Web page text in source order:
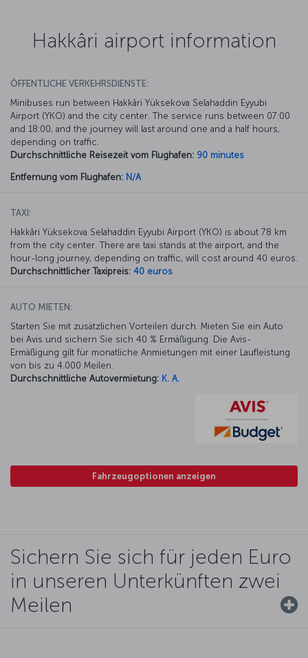
Hakkâri airport information
ÖFFENTLICHE VERKEHRSDIENSTE:
Minibuses run between Hakkâri Yüksekova Selahaddin Eyyubi
Airport (YKO) and the city center. The service runs between 07:00
and 18:00, and the journey will last around one and a half hours,
depending on traffic.
Durchschnittliche Reisezeit vom Flughafen: 90 minutes
Entfernung vom Flughafen: N/A
TAXI:
Hakkâri Yüksekova Selahaddin Eyyubi Airport (YKO) is about 78 km
from the city center. There are taxi stands at the airport, and the
hour-long journey, depending on traffic, will cost around 40 euros.
Durchschnittlicher Taxipreis: 40 euros
AUTO MIETEN:
Starten Sie mit zusätzlichen Vorteilen durch. Mieten Sie ein Auto
bei Avis und sichern Sie sich 40 % Ermäßigung. Die Avis-
Ermäßigung gilt für monatliche Anmietungen mit einer Laufleistung
von bis zu 4.000 Meilen.
Durchschnittliche Autovermietung: K. A.
Fahrzeugoptionen anzeigen
Sichern Sie sich für jeden Euro
in unseren Unterkünften zwei
Meilen